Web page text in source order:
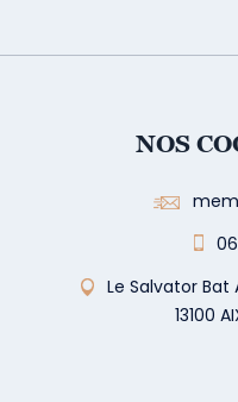
NOS
Le Salvator Bat
13100